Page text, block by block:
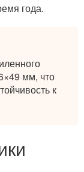
года.
мм, что
к